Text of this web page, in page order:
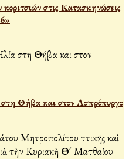
στις Κατασκηνώσεις
Θήβα και στον Ασπρόπυργο